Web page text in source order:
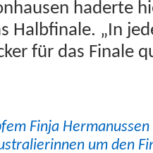
haderte
Halb­fi­nale. „In
für das Finale
Fin­ja
um den